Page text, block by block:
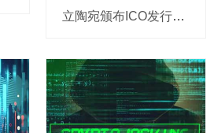
立陶宛颁布ICO发行指南 ICO能否被视为证券？